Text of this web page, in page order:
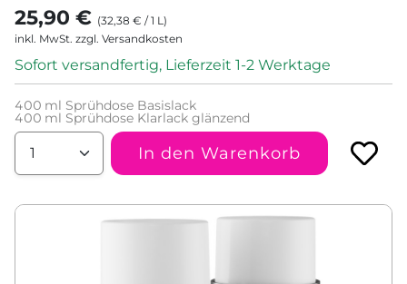
25,90 € (32,38 € /1 L )
inkl. MwSt. zzgl. Versandkosten
Sofort versandfertig, Lieferzeit 1-2 Werktage
400 ml Sprühdose Basislack
400 ml Sprühdose Klarlack glänzend
In den Warenkorb